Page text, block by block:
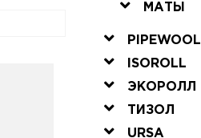
МАТЫ
PIPEWOOL
ISOROLL
ЭКОРОЛЛ
ТИЗОЛ
URSA